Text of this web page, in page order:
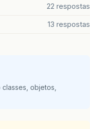
22 respostas
13 respostas
objetos,